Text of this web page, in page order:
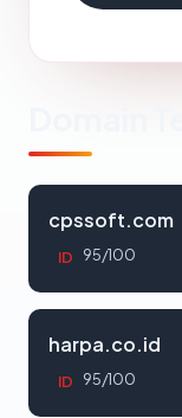
cpssoft.com
ID 95/100
harpa.co.id
ID 95/100